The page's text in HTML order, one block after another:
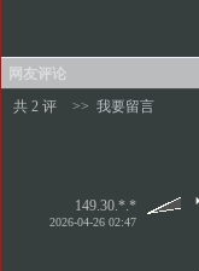
网友评论
共 2 评
>> 我要留言
149.30.*.*
2026-04-26 02:47